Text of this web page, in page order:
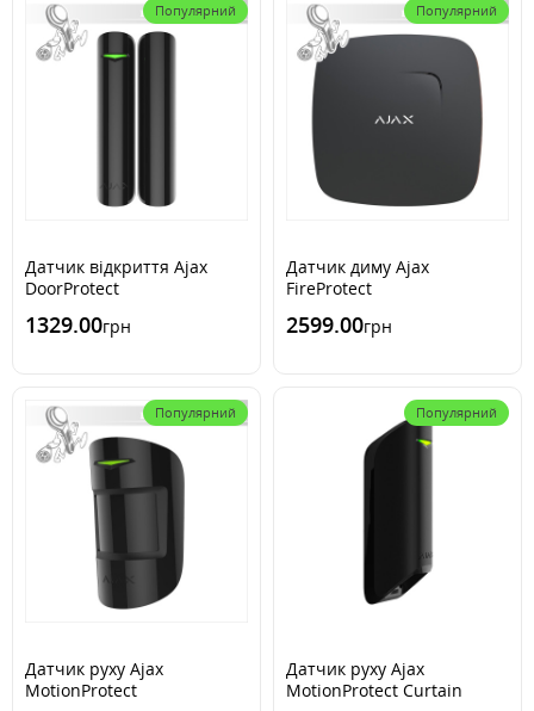
Популярний
Датчик відкриття Ajax
DoorProtect
1329.00грн
Популярний
Датчик диму Ajax
FireProtect
2599.00грн
Популярний
Датчик руху Ajax
MotionProtect
Популярний
Датчик руху Ajax
MotionProtect Curtain